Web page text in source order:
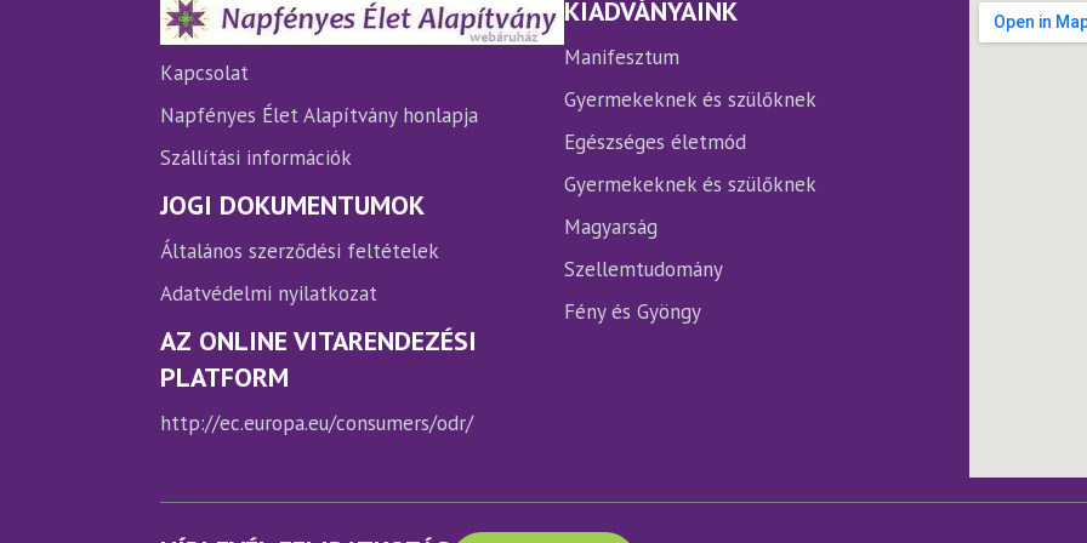
választhatók
választhatók
Kapcsolat
Napfényes Élet Alapítvány honlapja
Szállítási információk
JOGI DOKUMENTUMOK
Általános szerződési feltételek
Adatvédelmi nyilatkozat
AZ ONLINE VITARENDEZÉSI
PLATFORM
http://ec.europa.eu/consumers/odr/
KIADVÁNYAINK
Manifesztum
Gyermekeknek és szülőknek
Egészséges életmód
Gyermekeknek és szülőknek
Magyarság
Szellemtudomány
Fény és Gyöngy